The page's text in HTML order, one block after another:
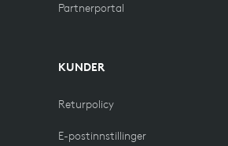
Partnerportal
KUNDER
Returpolicy
E-postinnstillinger